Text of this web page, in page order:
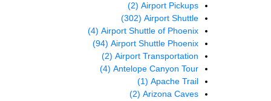
Airport Pickups
(2)
Airport Shuttle
(302)
Airport Shuttle of Phoenix
(4)
Airport Shuttle Phoenix
(94)
Airport Transportation
(2)
Antelope Canyon Tour
(4)
Apache Trail
(1)
Arizona Caves
(2)